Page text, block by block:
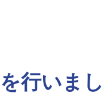
行いまし